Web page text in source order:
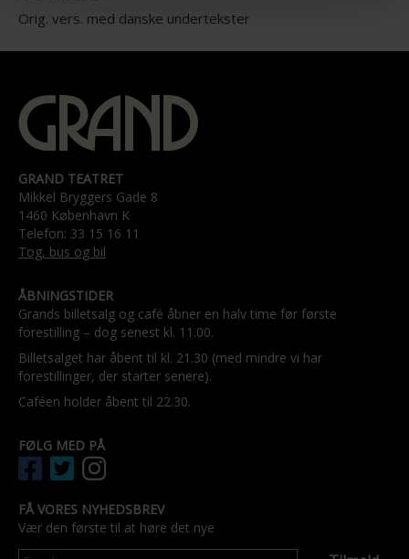
Orig. vers. med danske undertekster
GRAND TEATRET
Mikkel Bryggers Gade 8
1460 København K
Telefon: 33 15 16 11
Tog, bus og bil
ÅBNINGSTIDER
Grands billetsalg og café åbner en halv time før første
forestilling – dog senest kl. 11.00.
Billetsalget har åbent til kl. 21.30 (med mindre vi har
forestillinger, der starter senere).
Caféen holder åbent til 22.30.
FØLG MED PÅ
FÅ VORES NYHEDSBREV
Vær den første til at høre det nye